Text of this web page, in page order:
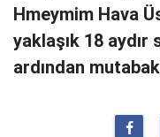
Hmeymim Hava
yaklaşık 18
ardından